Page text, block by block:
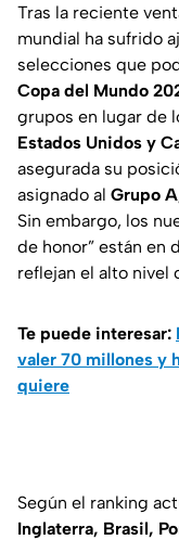
Tras la reciente
mundial ha sufrido
selecciones que
Copa del Mundo
grupos en lugar de
Estados Unidos y
asegurada su
asignado al Grupo
Sin embargo, los
de honor” están en
reflejan el alto nivel
Te puede interesar:
valer 70 millones y
quiere
Según el ranking
Inglaterra, Brasil,